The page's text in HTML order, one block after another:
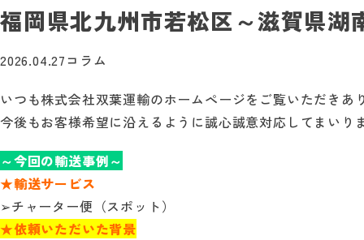
福岡県北九州市若松区～滋賀県
2026.04.27コラム
いつも株式会社双葉運輸のホームページをご覧いただきあ
今後もお客様希望に沿えるように誠心誠意対応してまい
～今回の輸送事例～
★輸送サービス
➢チャーター便（スポット）
★依頼いただいた背景